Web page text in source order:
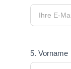
5. Vorname